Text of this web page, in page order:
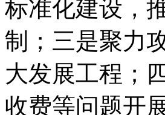
标准化建设，
制；三是聚力
大发展工程；
收费等问题开